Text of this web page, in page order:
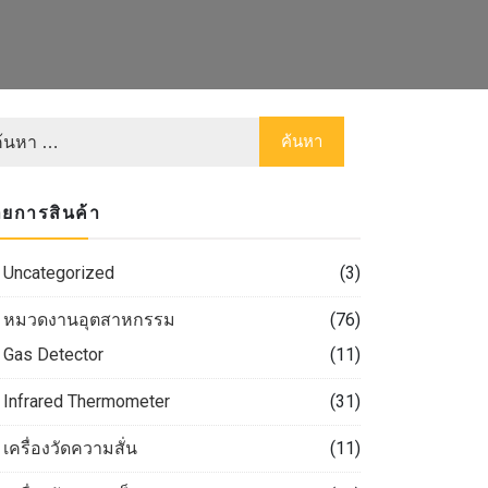
การสินค้า
Uncategorized (3)
หมวดงานอุตสาหกรรม
(76)
Gas Detector
(11)
Infrared Thermometer (31)
เครื่องวัดความสั่น (11)